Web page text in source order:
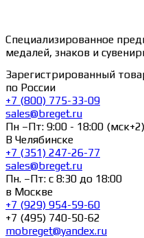
Специализированное
медалей, знаков и
Зарегистрированный
по России
+7 (800) 775-33-09
sales@breget.ru
Пн –Пт: 9:00 - 18:00 (мск+2)
В Челябинске
+7 (351) 247-26-77
sales@breget.ru
Пн. –Пт: с 8:30 до 18:00
в Москве
+7 (929) 954-59-60
+7 (495) 740-50-62
mobreget@yandex.ru